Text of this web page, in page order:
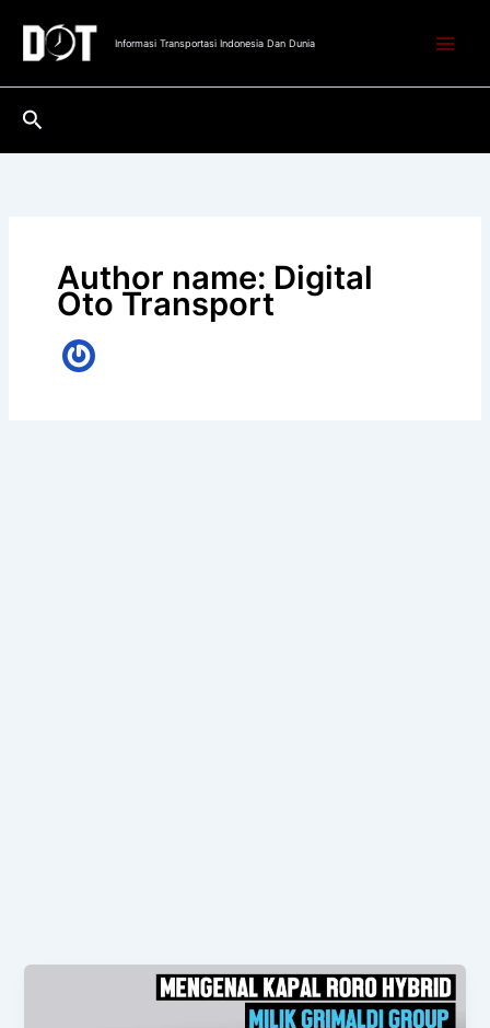
konten
Informasi Transportasi Indonesia Dan Dunia
Cari
Author name: Digital
Oto Transport